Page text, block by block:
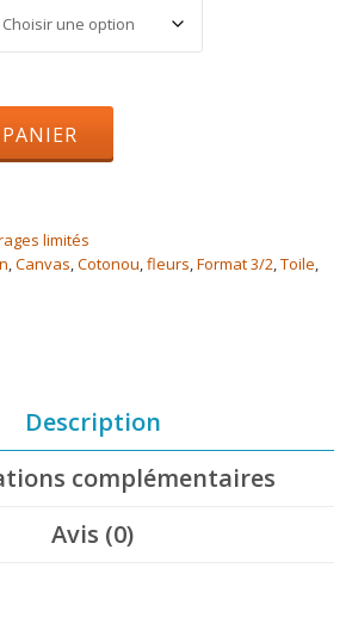
limités
,Canvas,Cotonou,fleurs,Format 3/2,Toile,
Description
complémentaires
Avis (0)